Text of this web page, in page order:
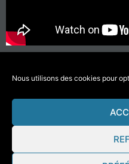
Nous utilisons des cookies pour